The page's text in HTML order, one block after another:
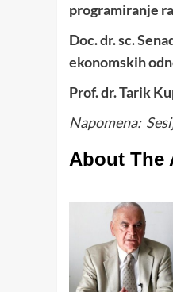
programiranje
Doc. dr. sc.
ekonomskih
Prof. dr. Tarik
Napomena:
About The